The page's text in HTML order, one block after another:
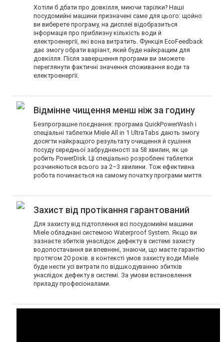
Хотіли б дбати про довкілля, миючи тарілки? Наші
посудомийні машини призначені саме для цього: щойно
ви виберете програму, на дисплеї відобразиться
інформація про приблизну кількість води й
електроенергії, які вона витратить. Функція EcoFeedback
дає змогу обрати варіант, який буде найкращим для
довкілля. Після завершення програми ви зможете
переглянути фактичні значення споживання води та
електроенергії.
Відмінне чищення менш ніж за годину
Безпрограшне поєднання: програма QuickPowerWash і
спеціальні таблетки Miele All in 1 UltraTabs дають змогу
досягти найкращого результату очищення й сушіння
посуду середньої забрудненості за 58 хвилин, як це
робить PowerDisk. Ці спеціально розроблені таблетки
розчиняються всього за 2–3 хвилини. Тож ефективна
робота починається на самому початку програми миття.
Захист від протікання гарантований
Для захисту від підтоплення всі посудомийні машини
Miele обладнані системою Waterproof System. Якщо ви
зазнаєте збитків унаслідок дефекту в системі захисту
водопостачання ви впевнені, знаючи, що маєте гарантію
протягом 20 років. в контексті умов захисту води Miele
буде нести усі витрати по відшкодуванню збитків
унаслідок дефекту в системі. За умови встановлення
приладу професіоналами.